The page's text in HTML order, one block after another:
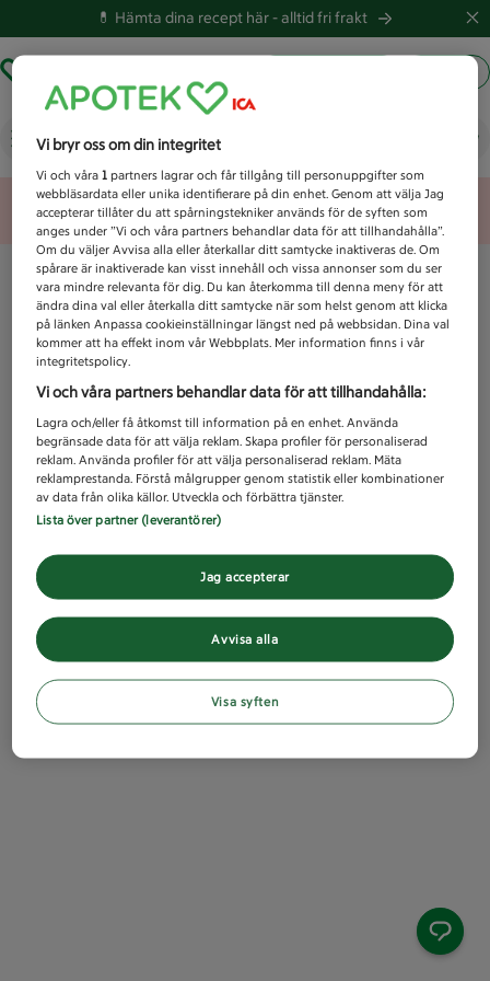
💊 Hämta dina recept här -alltid fri frakt
Vad letar du efter idag?
Unknown error
Vi bryr oss om din integritet
Vi och våra1 partners lagrar och får tillgång till personuppgifter som
webbläsardata eller unika identifierare på din enhet. Genom att välja Jag
accepterar tillåter du att spårningstekniker används för de syften som
anges under ”Vi och våra partners behandlar data för att tillhandahålla”.
Om du väljer Avvisa alla eller återkallar ditt samtycke inaktiveras de. Om
spårare är inaktiverade kan visst innehåll och vissa annonser som du ser
vara mindre relevanta för dig. Du kan återkomma till denna meny för att
ändra dina val eller återkalla ditt samtycke när som helst genom att klicka
på länken Anpassa cookieinställningar längst ned på webbsidan. Dina val
kommer att ha effekt inom vår Webbplats. Mer information finns i vår
integritetspolicy.
Vi och våra partners behandlar data för att tillhandahålla:
Lagra och/eller få åtkomst till information på en enhet. Använda
begränsade data för att välja reklam. Skapa profiler för personaliserad
reklam. Använda profiler för att välja personaliserad reklam. Mäta
reklamprestanda. Förstå målgrupper genom statistik eller kombinationer
av data från olika källor. Utveckla och förbättra tjänster.
Lista över partner (leverantörer)
Avvisa alla
Jag accepterar
Visa syften